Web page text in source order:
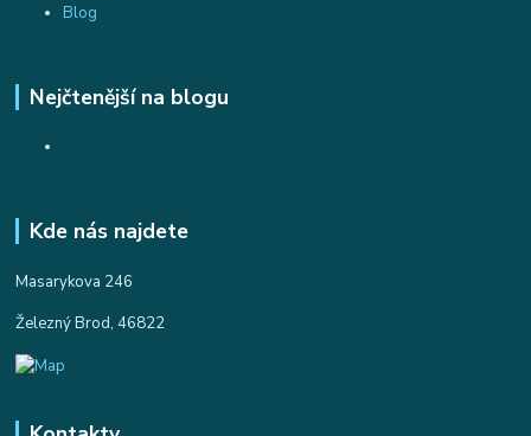
Blog
Nejčtenější na blogu
Kde nás najdete
Masarykova 246
Železný Brod, 46822